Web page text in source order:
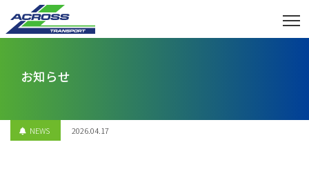
お知らせ
NEWS 2026.04.17